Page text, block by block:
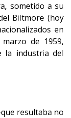
sometido a su
Biltmore (hoy
en
de 1959,
la industria del
resultaba no